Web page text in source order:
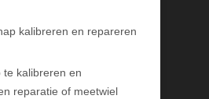
te kalibreren en
reparatie of meetwiel